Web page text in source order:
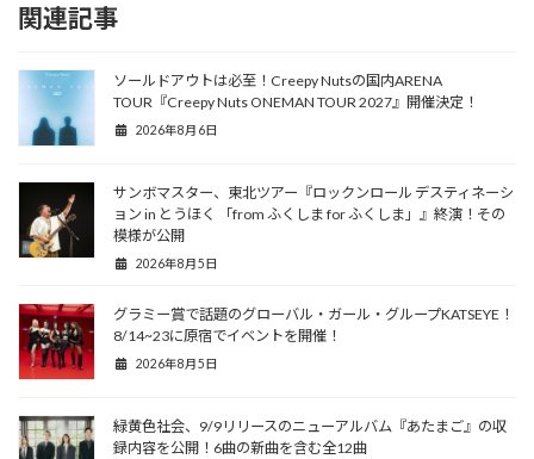
関連記事
ソールドアウトは必至！Creepy Nutsの国内ARENA
TOUR『Creepy Nuts ONEMAN TOUR 2027』開催決定！
2026年8月6日
サンボマスター、東北ツアー『ロックンロール デスティネーシ
ョン in とうほく 「from ふくしま for ふくしま」』終演！その
模様が公開
2026年8月5日
グラミー賞で話題のグローバル・ガール・グループKATSEYE！
8/14~23に原宿でイベントを開催！
2026年8月5日
緑黄色社会、9/9リリースのニューアルバム『あたまご』の収
録内容を公開！6曲の新曲を含む全12曲